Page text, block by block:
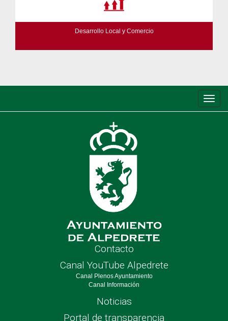
Desarrollo Local y Comercio
de
Contacto
Canal YouTube Alpedrete
Canal Plenos Ayuntamiento
Canal Información
Noticias
Portal de transparencia